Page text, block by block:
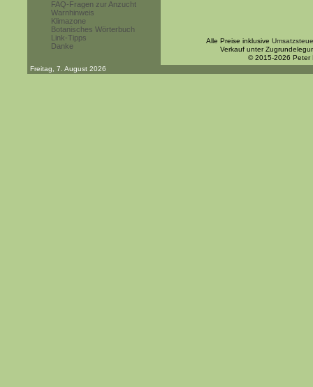
FAQ-Fragen zur Anzucht
Warnhinweis
Klimazone
Botanisches Wörterbuch
Link-Tipps
Danke
Alle Preise inklusive
Verkauf unter
© 2015-2026 Peter
Freitag, 7. August 2026